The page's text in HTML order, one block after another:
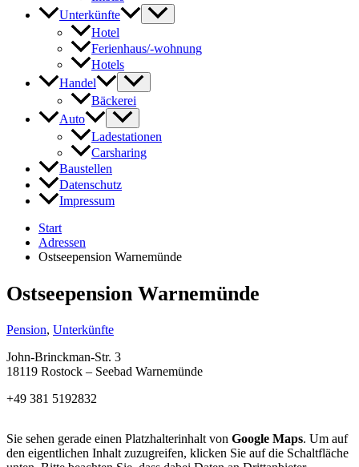
Unterkünfte
Hotel
Ferienhaus/-wohnung
Hotels
Handel
Bäckerei
Auto
Ladestationen
Carsharing
Baustellen
Datenschutz
Impressum
Start
Adressen
Ostseepension Warnemünde
Ostseepension Warnemünde
Pension, Unterkünfte
John-Brinckman-Str. 3
18119 Rostock – Seebad Warnemünde
+49 381 5192832
Sie sehen gerade einen Platzhalterinhalt von Google Maps. Um auf
den eigentlichen Inhalt zuzugreifen, klicken Sie auf die Schaltfläche